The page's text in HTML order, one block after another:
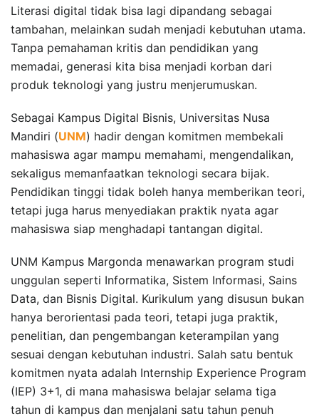
Literasi digital tidak bisa lagi dipandang sebagai
tambahan, melainkan sudah menjadi kebutuhan utama.
Tanpa pemahaman kritis dan pendidikan yang
memadai, generasi kita bisa menjadi korban dari
produk teknologi yang justru menjerumuskan.
Sebagai Kampus Digital Bisnis, Universitas Nusa
Mandiri (UNM) hadir dengan komitmen membekali
mahasiswa agar mampu memahami, mengendalikan,
sekaligus memanfaatkan teknologi secara bijak.
Pendidikan tinggi tidak boleh hanya memberikan teori,
tetapi juga harus menyediakan praktik nyata agar
mahasiswa siap menghadapi tantangan digital.
UNM Kampus Margonda menawarkan program studi
unggulan seperti Informatika, Sistem Informasi, Sains
Data, dan Bisnis Digital. Kurikulum yang disusun bukan
hanya berorientasi pada teori, tetapi juga praktik,
penelitian, dan pengembangan keterampilan yang
sesuai dengan kebutuhan industri. Salah satu bentuk
komitmen nyata adalah Internship Experience Program
(IEP) 3+1, di mana mahasiswa belajar selama tiga
tahun di kampus dan menjalani satu tahun penuh